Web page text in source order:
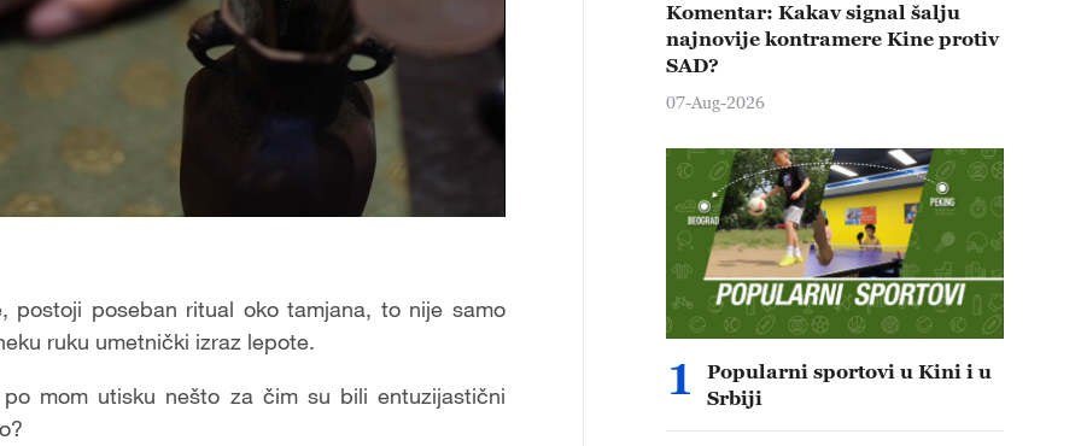
postoji poseban ritual oko tamjana, to nije samo
ruku umetnički izraz lepote.
mom utisku nešto za čim su bili entuzijastični
Komentar: Kakav signal šalju
najnovije kontramere Kine protiv
SAD?
07-Aug-2026
1
Popularni sportovi u Kini i u
Srbiji